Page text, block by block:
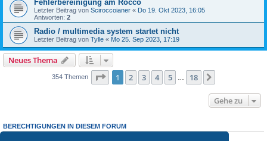
Fehlerbereinigung am Rocco
Letzter Beitrag von Sciroccoianer « Do 19. Okt 2023, 16:05
Antworten: 2
Radio / multimedia system startet nicht
Letzter Beitrag von Tylle « Mo 25. Sep 2023, 17:19
Neues Thema
354 Themen Seite 1von 18
1 2 3 4 5 18
Gehe zu
BERECHTIGUNGEN IN DIESEM FORUM